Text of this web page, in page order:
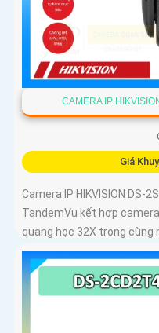
CAMERA IP
Giá
Camera IP HIKVISION DS-
TandemVu kết hợp
quang học 32X trong cùng
hồng ngoại 200m chuẩn